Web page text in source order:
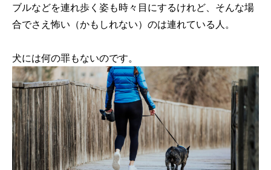
ブルなどを連れ歩く姿も時々目にするけれど、そんな場
合でさえ怖い（かもしれない）のは連れている人。
犬には何の罪もないのです。